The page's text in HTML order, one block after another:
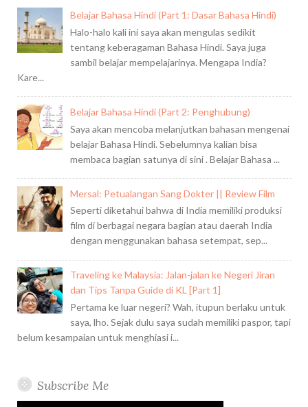
Belajar Bahasa Hindi (Part 1: Dasar Bahasa Hindi)
Halo-halo kali ini saya akan mengulas sedikit
tentang keberagaman Bahasa Hindi. Saya juga
sambil belajar mempelajarinya. Mengapa India?
Kare...
Belajar Bahasa Hindi (Part 2: Penghubung)
Saya akan mencoba melanjutkan bahasan mengenai
belajar Bahasa Hindi. Sebelumnya kalian bisa
membaca bagian satunya di sini . Belajar Bahasa ...
Mersal: Petualangan Sang Dokter || Review Film
Seperti diketahui bahwa di India memiliki produksi
film di berbagai negara bagian atau daerah India
dengan menggunakan bahasa setempat, sep...
Traveling ke Malaysia: Jalan-jalan ke Negeri Jiran
dan Tips Tanpa Guide di KL [Part 1]
Pertama ke luar negeri? Wah, itupun berlaku untuk
saya, lho. Sejak dulu saya sudah memiliki paspor, tapi
belum kesampaian untuk menghiasi i...
Subscribe Me